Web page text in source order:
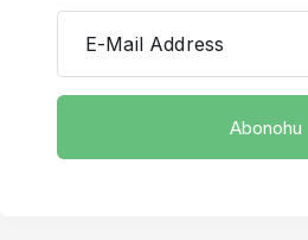
E-Mail Address